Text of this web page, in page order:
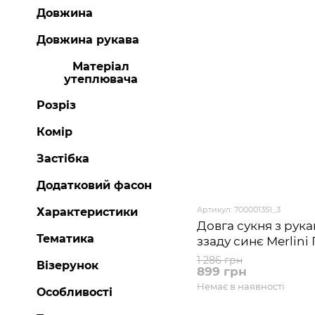
Артикул: 700001351_3
Довга сукня з
ззаду синє Merlini
розмір 50-52 (2XL-
1 286 грн
899 грн
Немає в наявності
Довжина
Довжина рукава
Матеріал
утеплювача
Розріз
Комір
Застібка
Додатковий фасон
Характеристики
Тематика
Візерунок
Особливості